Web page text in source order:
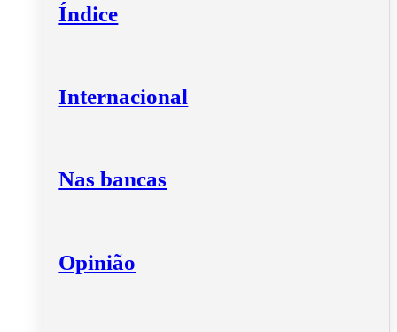
Índice
Internacional
Nas bancas
Opinião